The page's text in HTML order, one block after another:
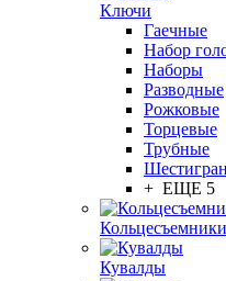
Ключи
Гаечные
Набор
Наборы
Разводные
Рожковые
Торцевые
Трубные
+ ЕЩЕ 5
Кольцесъемники
Кувалды